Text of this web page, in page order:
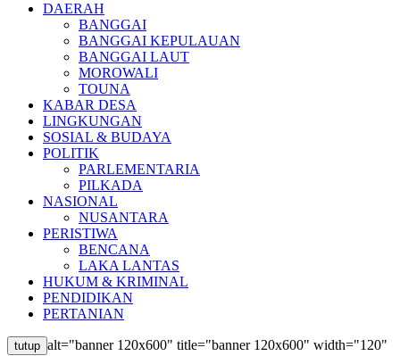
DAERAH
BANGGAI
BANGGAI KEPULAUAN
BANGGAI LAUT
MOROWALI
TOUNA
KABAR DESA
LINGKUNGAN
SOSIAL & BUDAYA
POLITIK
PARLEMENTARIA
PILKADA
NASIONAL
NUSANTARA
PERISTIWA
BENCANA
LAKA LANTAS
HUKUM & KRIMINAL
PENDIDIKAN
PERTANIAN
tutup alt="banner 120x600" title="banner 120x600" width="120"